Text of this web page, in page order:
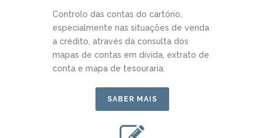
Controlo das contas do cartório,
especialmente nas situações de venda
a crédito, através da consulta dos
mapas de contas em dívida, extrato de
conta e mapa de tesouraria.
SABER MAIS